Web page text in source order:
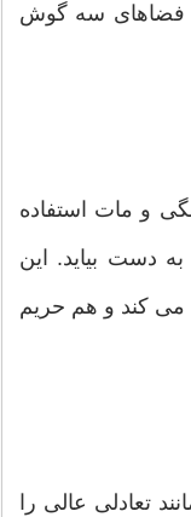
و فضاهای سه گوش
و مات استفاده
دست بیاید. این
می کند و هم حریم
تعادلی عالی را